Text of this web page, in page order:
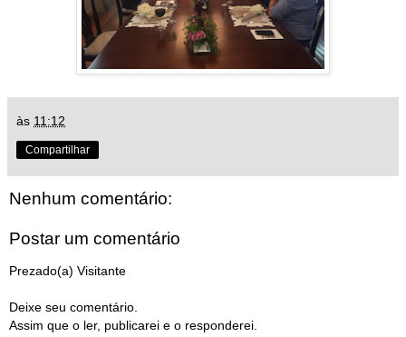
às 11:12
Compartilhar
Nenhum comentário:
Postar um comentário
Prezado(a) Visitante
Deixe seu comentário.
Assim que o ler, publicarei e o responderei.